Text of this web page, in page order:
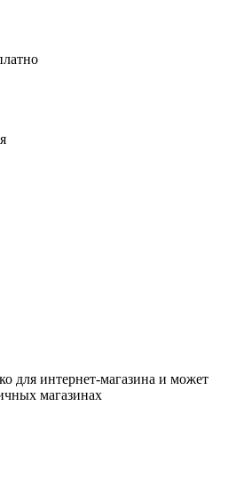
для интернет-магазина и может
магазинах